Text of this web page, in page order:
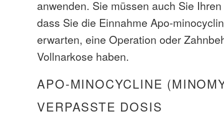
anwenden. Sie müssen auch Sie
dass Sie die Einnahme Apo-
erwarten, eine Operation oder
Vollnarkose haben.
APO-MINOCYCLINE
VERPASSTE DOSIS